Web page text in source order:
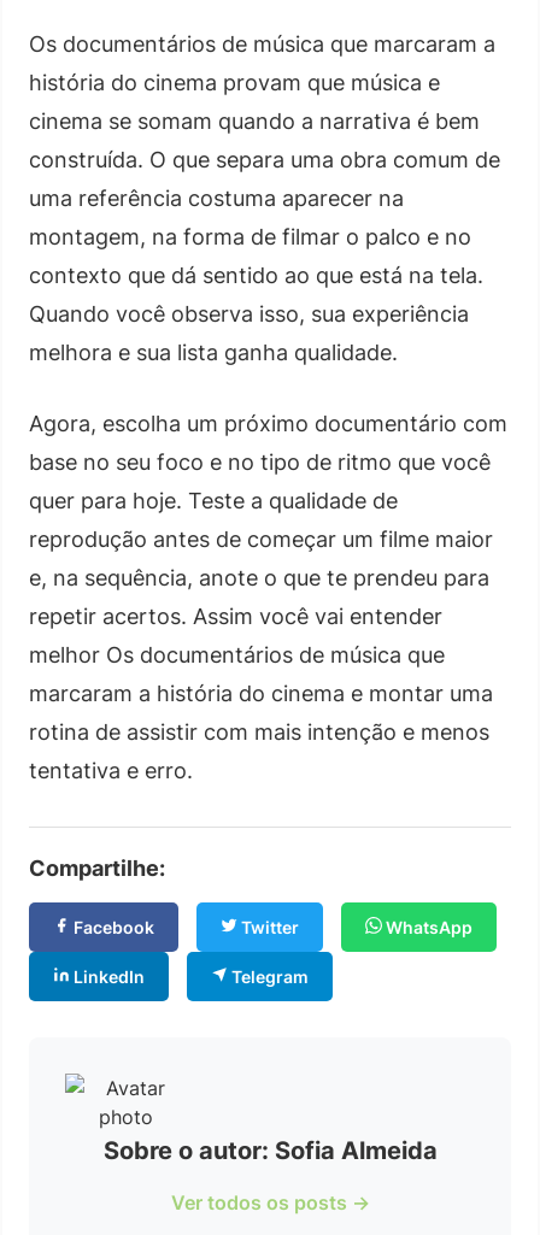
Os documentários de música que marcaram a
história do cinema provam que música e
cinema se somam quando a narrativa é bem
construída. O que separa uma obra comum de
uma referência costuma aparecer na
montagem, na forma de filmar o palco e no
contexto que dá sentido ao que está na tela.
Quando você observa isso, sua experiência
melhora e sua lista ganha qualidade.
Agora, escolha um próximo documentário com
base no seu foco e no tipo de ritmo que você
quer para hoje. Teste a qualidade de
reprodução antes de começar um filme maior
e, na sequência, anote o que te prendeu para
repetir acertos. Assim você vai entender
melhor Os documentários de música que
marcaram a história do cinema e montar uma
rotina de assistir com mais intenção e menos
tentativa e erro.
Compartilhe:
Facebook Twitter WhatsApp
LinkedIn Telegram
Sobre o autor: Sofia Almeida
Ver todos os posts →